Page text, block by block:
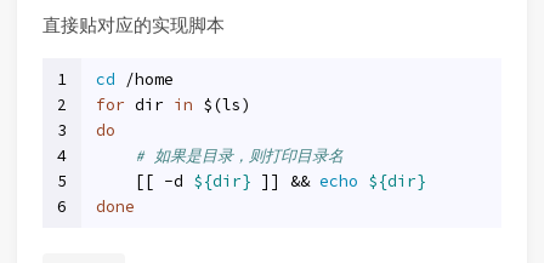
直接贴对应的实现脚本
1
2
3
4
5
6
cd /home
for dir in $(ls)
do
# 如果是目录，则打印目录名
    [[ -d
${dir} ]] && echo ${dir}
done